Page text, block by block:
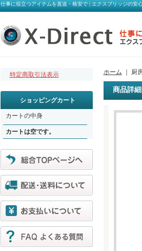
仕事に役立つアイテムを直送・格安で | エクスブリッジの安
特定商取引法表示
ショッピングカート
カートの中身
カートは空です。
ホーム ｜ 厨
商品詳細